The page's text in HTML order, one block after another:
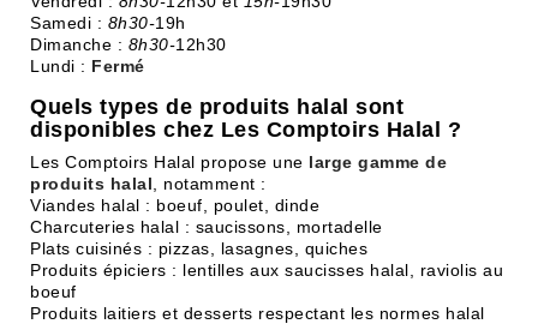
Samedi : 8h30-19h
Dimanche : 8h30-12h30
Lundi : Fermé
Quels types de produits halal sont
disponibles chez Les Comptoirs Halal ?
Les Comptoirs Halal propose une large gamme de
produits halal , notamment :
Viandes halal : boeuf, poulet, dinde
Charcuteries halal : saucissons, mortadelle
Plats cuisinés : pizzas, lasagnes, quiches
Produits épiciers : lentilles aux saucisses halal, raviolis au
boeuf
Produits laitiers et desserts respectant les normes halal